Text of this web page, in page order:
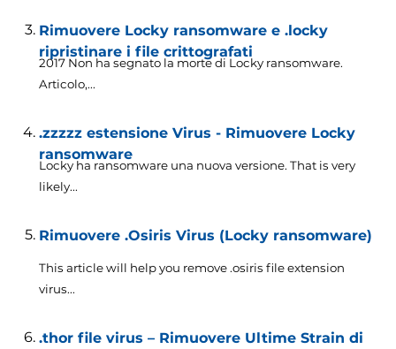
Rimuovere Locky ransomware e .locky
ripristinare i file crittografati
2017 Non ha segnato la morte di Locky ransomware.
Articolo,...
.zzzzz estensione Virus - Rimuovere Locky
ransomware
Locky ha ransomware una nuova versione. That is very
likely...
Rimuovere .Osiris Virus (Locky ransomware)
This article will help you remove .osiris file extension
virus...
.thor file virus – Rimuovere Ultime Strain di